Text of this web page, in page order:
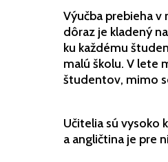
Výučba prebieha v
dôraz je kladený
ku každému
malú školu. V lete
študentov, mimo
Učitelia sú vysoko
a angličtina je pre